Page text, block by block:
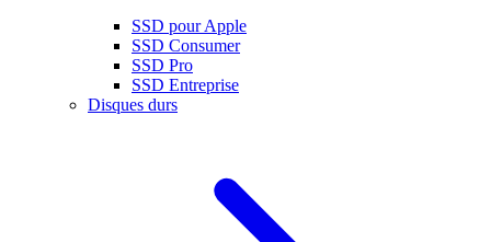
SSD pour Apple
SSD Consumer
SSD Pro
SSD Entreprise
Disques durs